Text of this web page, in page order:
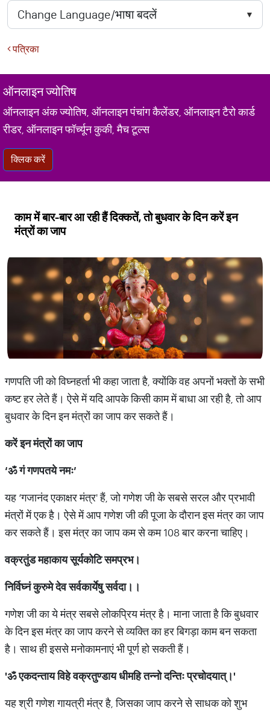
पत्रिका
ऑनलाइन ज्योतिष
ऑनलाइन अंक ज्योतिष, ऑनलाइन पंचांग कैलेंडर, ऑनलाइन टैरो कार्ड
रीडर, ऑनलाइन फॉर्च्यून कुकी, मैच टूल्स
क्लिक करें
काम में बार-बार आ रही हैं दिक्कतें, तो बुधवार के दिन करें इन
मंत्रों का जाप
गणपति जी को विघ्नहर्ता भी कहा जाता है, क्योंकि वह अपनों भक्तों के सभी
कष्ट हर लेते हैं। ऐसे में यदि आपके किसी काम में बाधा आ रही है, तो आप
बुधवार के दिन इन मंत्रों का जाप कर सकते हैं।
करें इन मंत्रों का जाप
‘ॐगंगणपतयेनमः’
यह ‘गजानंद एकाक्षर मंत्र' हैं, जो गणेश जी के सबसे सरल और प्रभावी
मंत्रों में एक है। ऐसे में आप गणेश जी की पूजा के दौरान इस मंत्र का जाप
कर सकते हैं। इस मंत्र का जाप कम से कम 108 बार करना चाहिए।
वक्रतुंडमहाकायसूर्यकोटिसमप्रभ।
निर्विघ्नंकुरुमेदेवसर्वकार्येषुसर्वदा।।
गणेश जी का ये मंत्र सबसे लोकप्रिय मंत्र है। माना जाता है कि बुधवार
के दिन इस मंत्र का जाप करने से व्यक्ति का हर बिगड़ा काम बन सकता
है। साथ ही इससे मनोकामनाएं भी पूर्ण हो सकती हैं।
'ॐएकदन्तायविहेवक्रतुण्डायधीमहितन्नोदन्तिःप्रचोदयात्।'
यह श्री गणेश गायत्री मंत्र है, जिसका जाप करने से साधक को शुभ